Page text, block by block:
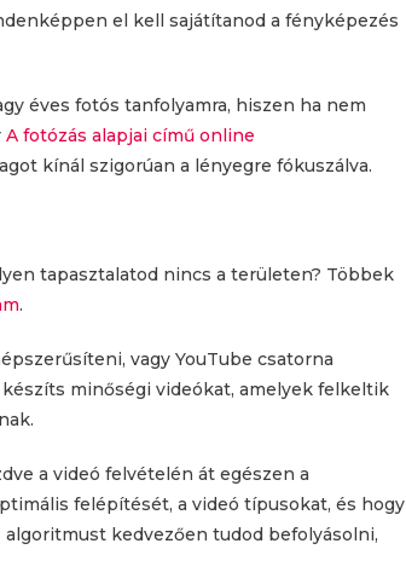
el kell sajátítanod a fényképezés
éves fotós tanfolyamra, hiszen ha nem
A fotózás alapjai című online
kínál szigorúan a lényegre fókuszálva.
tapasztalatod nincs a területen? Többek
.
vagy YouTube csatorna
minőségi videókat, amelyek felkeltik
a videó felvételén át egészen a
felépítését, a videó típusokat, és hogy
kedvezően tudod befolyásolni,